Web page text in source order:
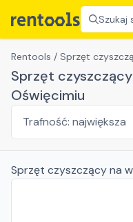
Szukaj
Rentools / Sprzęt
Sprzęt
Oświęcimiu
Sprzęt czyszczącyna